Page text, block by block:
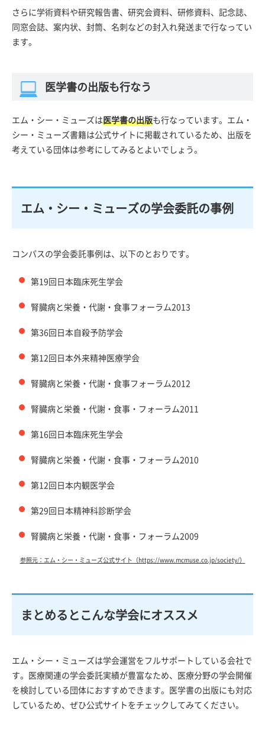
さらに学術資料や研究報告書、研究会資料、研修資料、記念誌、
同窓会誌、案内状、封筒、名刺などの封入れ発送まで行なってい
ます。
医学書の出版も行なう
エム・シー・ミューズは医学書の出版も行なっています。エム・
シー・ミューズ書籍は公式サイトに掲載されているため、出版を
考えている団体は参考にしてみるとよいでしょう。
エム・シー・ミューズの学会委託の事例
コンパスの学会委託事例は、以下のとおりです。
第19回日本臨床死生学会
腎臓病と栄養・代謝・食事フォーラム2013
第36回日本自殺予防学会
第12回日本外来精神医療学会
腎臓病と栄養・代謝・食事フォーラム2012
腎臓病と栄養・代謝・食事・フォーラム2011
第16回日本臨床死生学会
腎臓病と栄養・代謝・食事・フォーラム2010
第12回日本内観医学会
第29回日本精神科診断学会
腎臓病と栄養・代謝・食事・フォーラム2009
参照元：エム・シー・ミューズ公式サイト（https://www.mcmuse.co.jp/society/）
まとめるとこんな学会にオススメ
エム・シー・ミューズは学会運営をフルサポートしている会社で
す。医療関連の学会委託実績が豊富なため、医療分野の学会開催
を検討している団体におすすめできます。医学書の出版にも対応
しているため、ぜひ公式サイトをチェックしてみてください。